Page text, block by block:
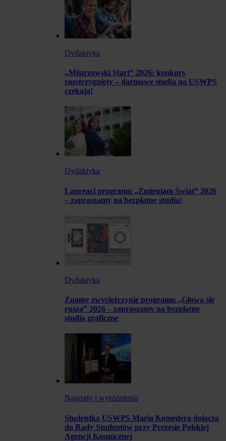
Dydaktyka
„Mistrzowski Start” 2026: konkurs
rozstrzygnięty – darmowe studia na USWPS
czekają!
Dydaktyka
Laureaci programu „Zmieniam Świat” 2026
– zapraszamy na bezpłatne studia!
Dydaktyka
Znamy zwyciężczynie programu „Głowa się
rusza” 2026 – zapraszamy na bezpłatne
studia graficzne
Nagrody i wyróżnienia
Studentka USWPS Maria Komędera dołącza
do Rady Studentów przy Prezesie Polskiej
Agencji Kosmicznej